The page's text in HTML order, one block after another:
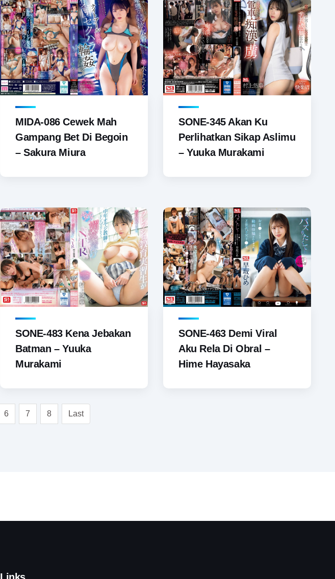
MIDA-086 Cewek Mah
Gampang Bet Di Begoin
– Sakura Miura
SONE-345 Akan Ku
Perlihatkan Sikap Aslimu
– Yuuka Murakami
SONE-483 Kena Jebakan
Batman – Yuuka
Murakami
SONE-463 Demi Viral
Aku Rela Di Obral –
Hime Hayasaka
6 7 8 Last